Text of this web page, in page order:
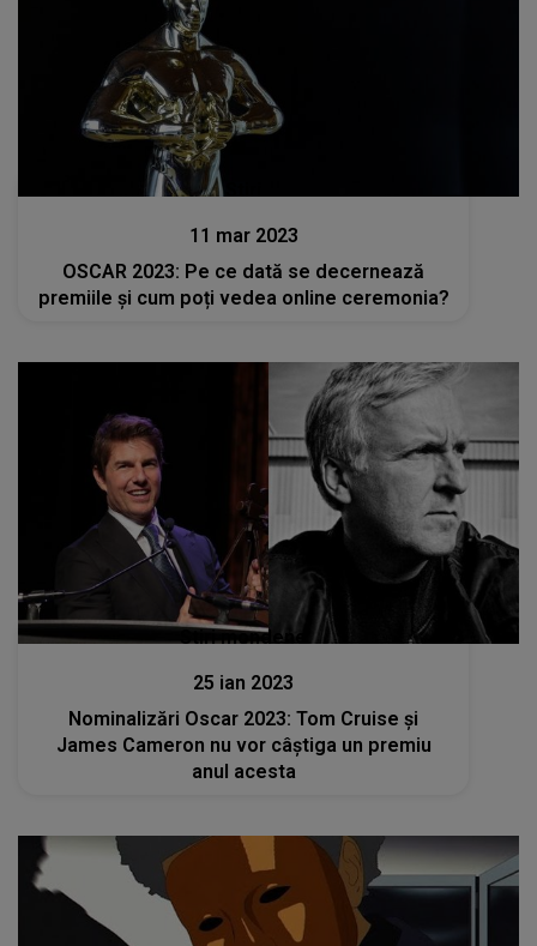
11 mar 2023
OSCAR 2023: Pe ce dată se decernează
premiile și cum poți vedea online ceremonia?
Stiri mondene
25 ian 2023
Nominalizări Oscar 2023: Tom Cruise și
James Cameron nu vor câștiga un premiu
anul acesta